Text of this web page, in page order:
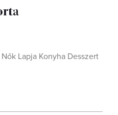
Lapja Konyha Desszert